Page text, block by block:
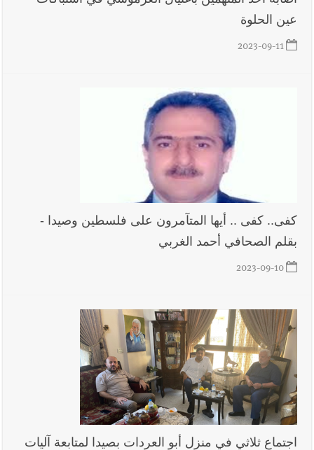
حول الجيش في هذه المرحلة الدقيقة
مؤسسة مياه لبنان الجنوبي : جيش العدوالاسرائيلي
يستهدف فرق المؤسسة أثناء عملهم في عيتا الجبل
أخبار صيدا
بلدية صيدا : حجز مركبتي توكتوك وتغريم صاحبهما
بسبب الإزعاج الصوتي
أخبار صيدا We are hiring in Saida - Apply now before 14
august ...مطلوب موظفة للعمل في الأكاديمية الدولية لبناء
القدرات -صيدا
عين الحلوة
2023-09-11
كفى.. كفى .. أيها المتآمرون على فلسطين وصيدا -
بقلم الصحافي أحمد الغربي
2023-09-10
اجتماع ثلاثي في منزل أبو العردات بصيدا لمتابعة آليات